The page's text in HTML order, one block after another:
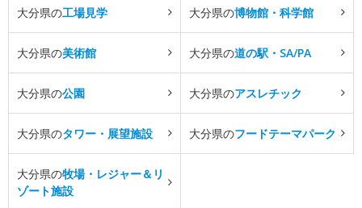
大分県の工場見学 大分県の博物館・科学館
大分県の美術館 大分県の道の駅・SA/PA
大分県の公園 大分県のアスレチック
大分県のタワー・展望施設 大分県のフードテーマパーク
大分県の牧場・レジャー＆リ
ゾート施設